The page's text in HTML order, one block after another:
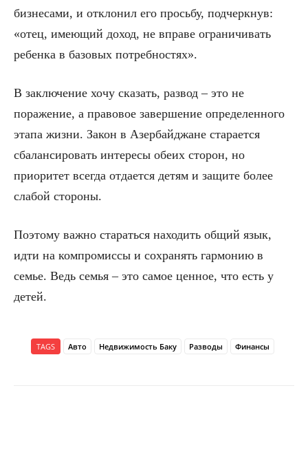
бизнесами, и отклонил его просьбу, подчеркнув:
«отец, имеющий доход, не вправе ограничивать
ребенка в базовых потребностях».
В заключение хочу сказать, развод – это не
поражение, а правовое завершение определенного
этапа жизни. Закон в Азербайджане старается
сбалансировать интересы обеих сторон, но
приоритет всегда отдается детям и защите более
слабой стороны.
Поэтому важно стараться находить общий язык,
идти на компромиссы и сохранять гармонию в
семье. Ведь семья – это самое ценное, что есть у
детей.
TAGS Авто Недвижимость Баку Разводы Финансы